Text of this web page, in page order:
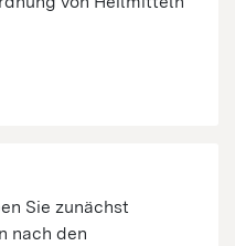
Sie zunächst
nach den